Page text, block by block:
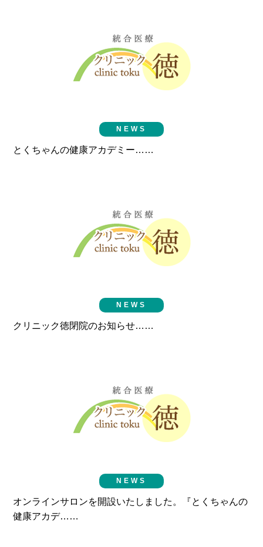
NEWS
とくちゃんの健康アカデミー……
NEWS
クリニック徳閉院のお知らせ……
NEWS
オンラインサロンを開設いたしました。『とくちゃんの
健康アカデ……